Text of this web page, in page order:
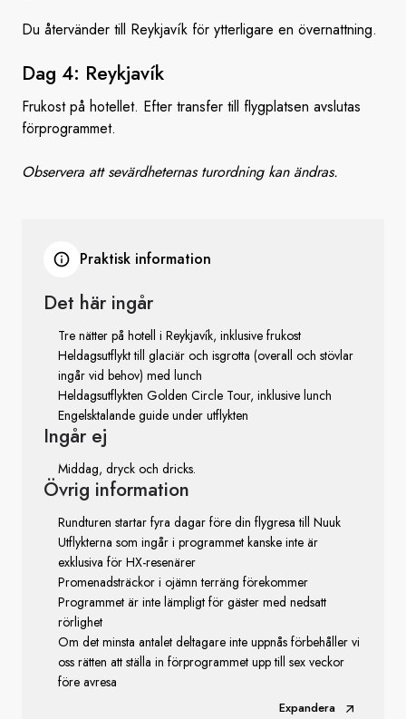
Du återvänder till Reykjavík för ytterligare en övernattning.
Dag 4: Reykjavík
Frukost på hotellet. Efter transfer till flygplatsen avslutas
förprogrammet.
Observera att sevärdheternas turordning kan ändras.
Praktisk information
Det här ingår
Tre nätter på hotell i Reykjavík, inklusive frukost
Heldagsutflykt till glaciär och isgrotta (overall och stövlar
ingår vid behov) med lunch
Heldagsutflykten Golden Circle Tour, inklusive lunch
Engelsktalande guide under utflykten
Ingår ej
Middag, dryck och dricks.
Övrig information
Rundturen startar fyra dagar före din flygresa till Nuuk
Utflykterna som ingår i programmet kanske inte är
exklusiva för HX-resenärer
Promenadsträckor i ojämn terräng förekommer
Programmet är inte lämpligt för gäster med nedsatt
rörlighet
Om det minsta antalet deltagare inte uppnås förbehåller vi
oss rätten att ställa in förprogrammet upp till sex veckor
före avresa
Expandera